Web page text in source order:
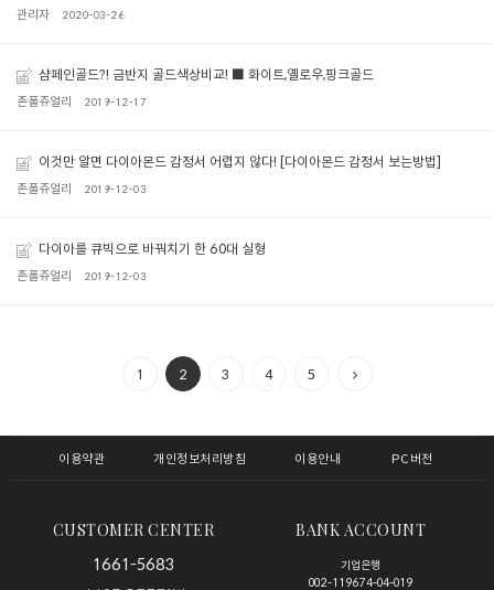
관리자 2020-03-26
샴페인골드?! 금반지 골드색상비교! ■ 화이트,옐로우,핑크골드
존폴쥬얼리 2019-12-17
이것만 알면 다이아몬드 감정서 어렵지 않다! [다이아몬드 감정서 보는방법]
존폴쥬얼리 2019-12-03
다이아를 큐빅으로 바꿔치기 한 60대 실형
존폴쥬얼리 2019-12-03
1 2 3 4 5
이용약관 개인정보처리방침 이용안내 PC버전
CUSTOMER CENTER
1661-5683
BANK ACCOUNT
기업은행
002-119674-04-019